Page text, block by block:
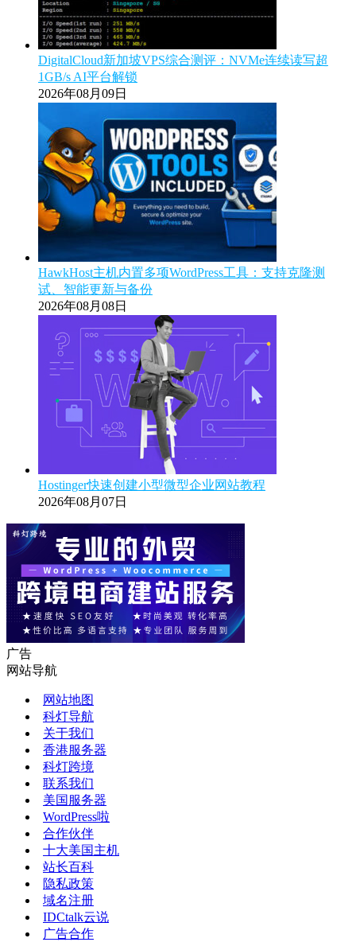
DigitalCloud新加坡VPS综合测评：NVMe连续读写超
1GB/s AI平台解锁
2026年08月09日
HawkHost主机内置多项WordPress工具：支持克隆测
试、智能更新与备份
2026年08月08日
Hostinger快速创建小型微型企业网站教程
2026年08月07日
广告
网站导航
网站地图
科灯导航
关于我们
香港服务器
科灯跨境
联系我们
美国服务器
WordPress啦
合作伙伴
十大美国主机
站长百科
隐私政策
域名注册
IDCtalk云说
广告合作